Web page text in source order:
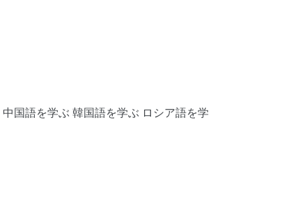
中国語を学ぶ 韓国語を学ぶ ロシア語を学